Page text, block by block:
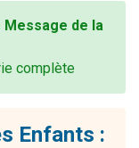
Message de la
complète
Enfants :